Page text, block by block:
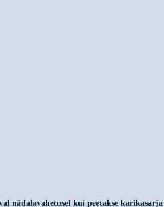
nädalavahetusel kui peetakse karikasarja